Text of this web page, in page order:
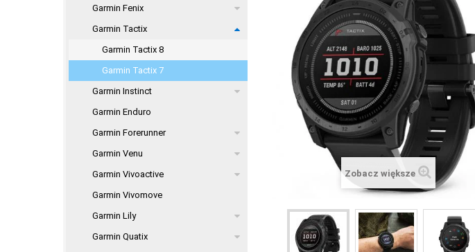
Garmin Fenix
Garmin Tactix
Garmin Tactix 8
Garmin Tactix 7
Garmin Instinct
Garmin Enduro
Garmin Forerunner
Garmin Venu
Garmin Vivoactive
Garmin Vivomove
Garmin Lily
Garmin Quatix
Zobacz większe